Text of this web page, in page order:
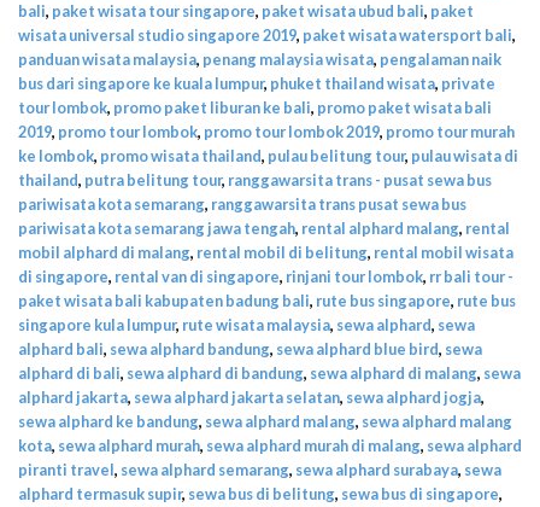
bali, paket wisata tour singapore, paket wisata ubud bali, paket
wisata universal studio singapore 2019, paket wisata watersport bali,
panduan wisata malaysia, penang malaysia wisata, pengalaman naik
bus dari singapore ke kuala lumpur, phuket thailand wisata, private
tour lombok, promo paket liburan ke bali, promo paket wisata bali
2019, promo tour lombok, promo tour lombok 2019, promo tour murah
ke lombok, promo wisata thailand, pulau belitung tour, pulau wisata di
thailand, putra belitung tour, ranggawarsita trans - pusat sewa bus
pariwisata kota semarang, ranggawarsita trans pusat sewa bus
pariwisata kota semarang jawa tengah, rental alphard malang, rental
mobil alphard di malang, rental mobil di belitung, rental mobil wisata
di singapore, rental van di singapore, rinjani tour lombok, rr bali tour -
paket wisata bali kabupaten badung bali, rute bus singapore, rute bus
singapore kula lumpur, rute wisata malaysia, sewa alphard, sewa
alphard bali, sewa alphard bandung, sewa alphard blue bird, sewa
alphard di bali, sewa alphard di bandung, sewa alphard di malang, sewa
alphard jakarta, sewa alphard jakarta selatan, sewa alphard jogja,
sewa alphard ke bandung, sewa alphard malang, sewa alphard malang
kota, sewa alphard murah, sewa alphard murah di malang, sewa alphard
piranti travel, sewa alphard semarang, sewa alphard surabaya, sewa
alphard termasuk supir, sewa bus di belitung, sewa bus di singapore,